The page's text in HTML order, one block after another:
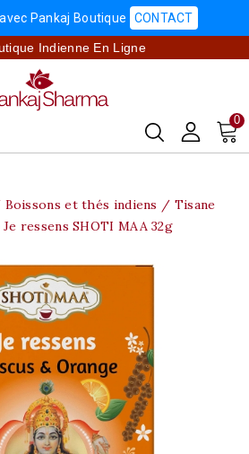
Pankaj Boutique CONTACT
Indienne En Ligne
0
Boissons et thés indiens
Tisane
ressens SHOTI MAA 32g